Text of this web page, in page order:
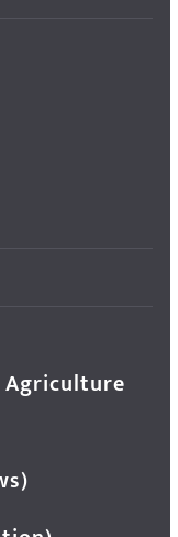
Agriculture